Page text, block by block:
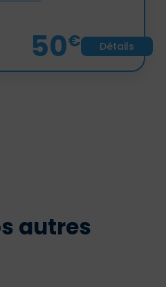
50€ Détails
autres